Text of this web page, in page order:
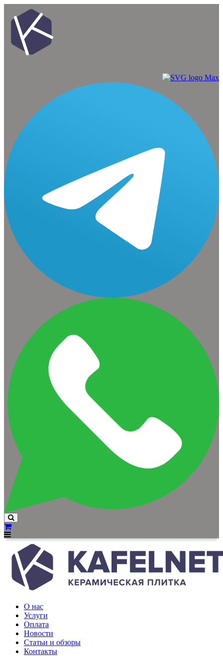
О нас
Услуги
Оплата
Новости
Статьи и обзоры
Контакты